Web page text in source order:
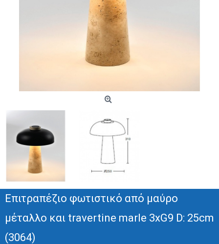
Επιτραπέζιο φωτιστικό από μαύρο
μέταλλο και travertine marle 3xG9 D: 25cm
(3064)